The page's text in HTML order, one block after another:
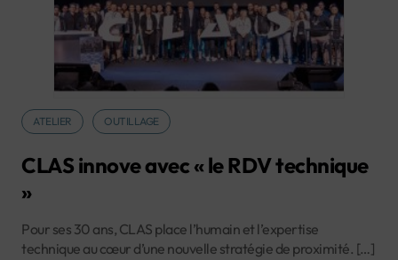
ATELIER OUTILLAGE
CLAS innove avec « le RDV technique
»
Pour ses 30 ans, CLAS place l’humain et l’expertise
technique au cœur d’une nouvelle stratégie de proximité. […]